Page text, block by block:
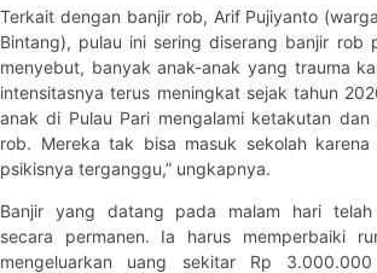
Terkait dengan banjir rob, Arif Pujiyanto
Bintang), pulau ini sering diserang banjir rob
menyebut, banyak anak-anak yang trauma
intensitasnya terus meningkat sejak tahun
anak di Pulau Pari mengalami ketakutan
rob. Mereka tak bisa masuk sekolah
psikisnya terganggu,” ungkapnya.
Banjir yang datang pada malam hari telah
secara permanen. Ia harus memperbaiki
mengeluarkan uang sekitar Rp